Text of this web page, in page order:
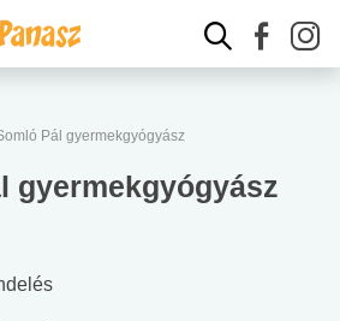
Pál gyermekgyógyász
gyermekgyógyász